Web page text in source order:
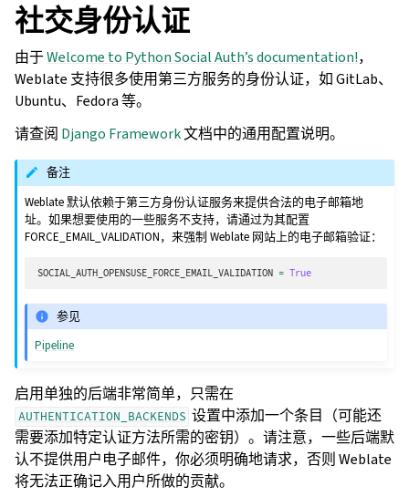
社交身份认证
由于Welcome to Python Social Auth’s documentation!，
Weblate 支持很多使用第三方服务的身份认证，如 GitLab、
Ubuntu、Fedora 等。
请查阅 Django Framework文档中的通用配置说明。
备注
Weblate 默认依赖于第三方身份认证服务来提供合法的电子邮箱地
址。如果想要使用的一些服务不支持，请通过为其配置
FORCE_EMAIL_VALIDATION，来强制 Weblate 网站上的电子邮箱验证：
SOCIAL_AUTH_OPENSUSE_FORCE_EMAIL_VALIDATION = True
参见
Pipeline
启用单独的后端非常简单，只需在
AUTHENTICATION_BACKENDS 设置中添加一个条目（可能还
需要添加特定认证方法所需的密钥）。请注意，一些后端默
认不提供用户电子邮件，你必须明确地请求，否则 Weblate
将无法正确记入用户所做的贡献。